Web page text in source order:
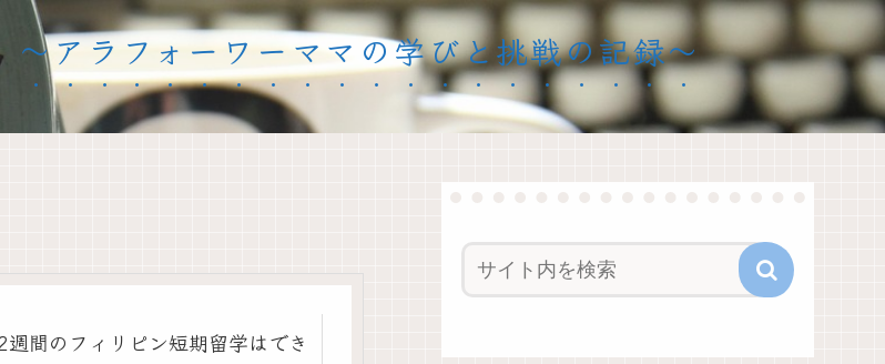
ラフォーワーママの学びと挑戦の記録〜
間のフィリピン短期留学はでき